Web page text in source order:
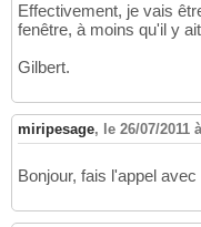
Effectivement, je vais
fenêtre, à moins qu'il y
Gilbert.
miripesage, le 26/07/2011
Bonjour, fais l'appel